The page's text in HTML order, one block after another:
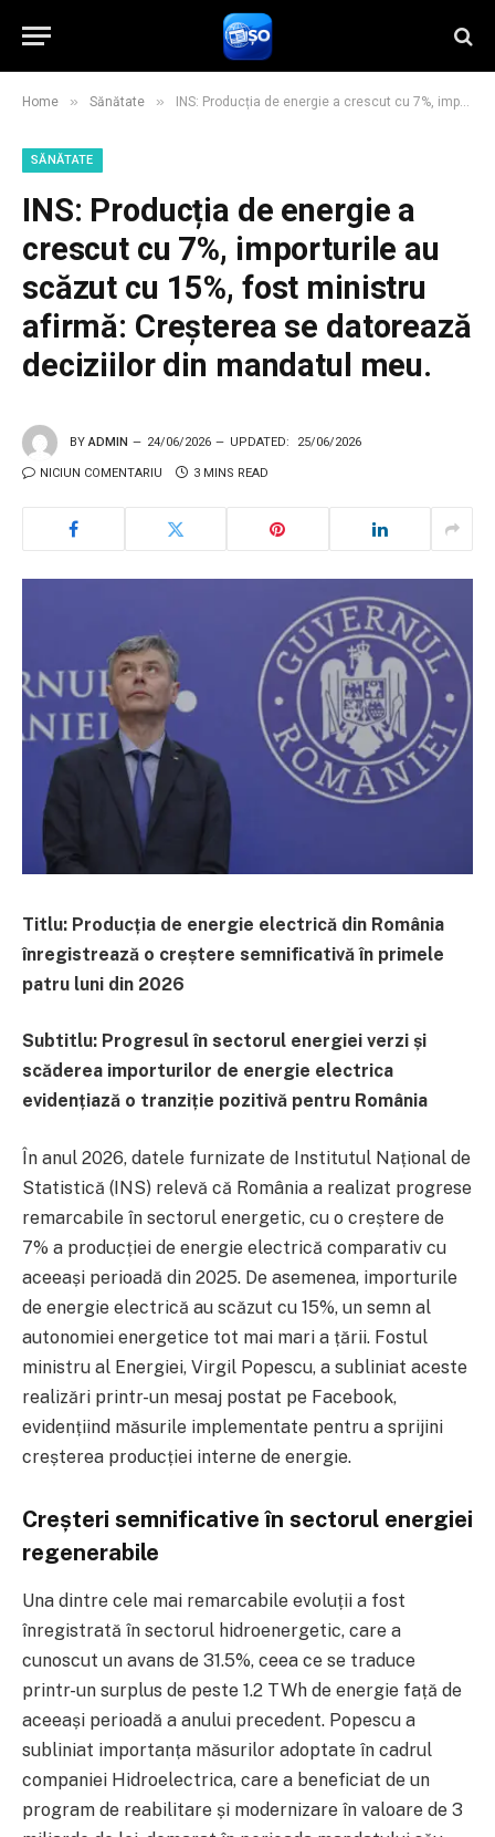
Home » Sănătate » INS: Producția de energie a crescut cu 7%, importurile au scăzut cu 15%, fost ministru afirmă: Creșterea se datorează deciziilor din mandatul meu.
SĂNĂTATE
INS: Producția de energie a
crescut cu 7%, importurile au
scăzut cu 15%, fost ministru
afirmă: Creșterea se datorează
deciziilor din mandatul meu.
BY ADMIN 24/06/2026 UPDATED: 25/06/2026
NICIUN COMENTARIU 3 MINS READ
Titlu: Producția de energie electrică din România
înregistrează o creștere semnificativă în primele
patru luni din 2026
Subtitlu: Progresul în sectorul energiei verzi și
scăderea importurilor de energie electrica
evidențiază o tranziție pozitivă pentru România
În anul 2026, datele furnizate de Institutul Național de
Statistică (INS) relevă că România a realizat progrese
remarcabile în sectorul energetic, cu o creștere de
7% a producției de energie electrică comparativ cu
aceeași perioadă din 2025. De asemenea, importurile
de energie electrică au scăzut cu 15%, un semn al
autonomiei energetice tot mai mari a țării. Fostul
ministru al Energiei, Virgil Popescu, a subliniat aceste
realizări printr-un mesaj postat pe Facebook,
evidențiind măsurile implementate pentru a sprijini
creșterea producției interne de energie.
Creșteri semnificative în sectorul energiei
regenerabile
Una dintre cele mai remarcabile evoluții a fost
înregistrată în sectorul hidroenergetic, care a
cunoscut un avans de 31.5%, ceea ce se traduce
printr-un surplus de peste 1.2 TWh de energie față de
aceeași perioadă a anului precedent. Popescu a
subliniat importanța măsurilor adoptate în cadrul
companiei Hidroelectrica, care a beneficiat de un
program de reabilitare și modernizare în valoare de 3